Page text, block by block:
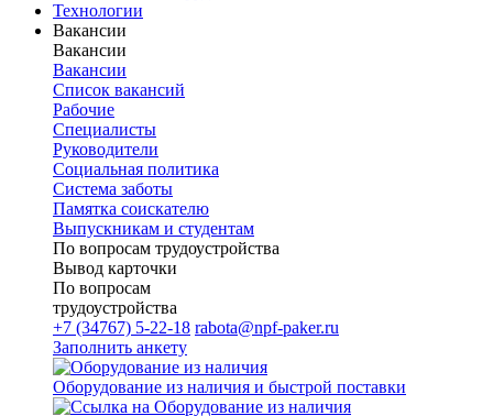
Технологии
Вакансии
Вакансии
Вакансии
Список вакансий
Рабочие
Специалисты
Руководители
Cоциальная политика
Система заботы
Памятка соискателю
Выпускникам и студентам
По вопросам трудоустройства
Вывод карточки
По вопросам
трудоустройства
+7 (34767) 5-22-18 rabota@npf-paker.ru
Заполнить анкету
Оборудование из наличия и быстрой поставки